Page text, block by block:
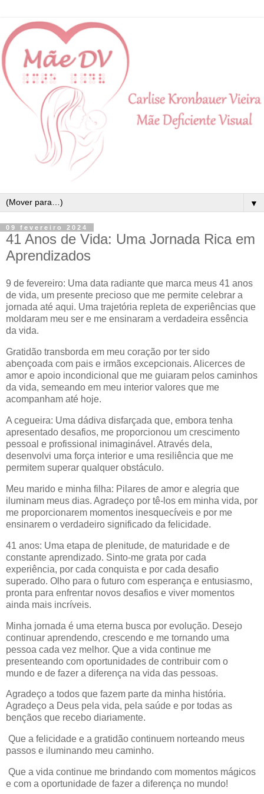
▼
09 fevereiro 2024
41 Anos de Vida: Uma Jornada Rica em
Aprendizados
9 de fevereiro: Uma data radiante que marca meus 41 anos
de vida, um presente precioso que me permite celebrar a
jornada até aqui. Uma trajetória repleta de experiências que
moldaram meu ser e me ensinaram a verdadeira essência
da vida.
Gratidão transborda em meu coração por ter sido
abençoada com pais e irmãos excepcionais. Alicerces de
amor e apoio incondicional que me guiaram pelos caminhos
da vida, semeando em meu interior valores que me
acompanham até hoje.
A cegueira: Uma dádiva disfarçada que, embora tenha
apresentado desafios, me proporcionou um crescimento
pessoal e profissional inimaginável. Através dela,
desenvolvi uma força interior e uma resiliência que me
permitem superar qualquer obstáculo.
Meu marido e minha filha: Pilares de amor e alegria que
iluminam meus dias. Agradeço por tê-los em minha vida, por
me proporcionarem momentos inesquecíveis e por me
ensinarem o verdadeiro significado da felicidade.
41 anos: Uma etapa de plenitude, de maturidade e de
constante aprendizado. Sinto-me grata por cada
experiência, por cada conquista e por cada desafio
superado. Olho para o futuro com esperança e entusiasmo,
pronta para enfrentar novos desafios e viver momentos
ainda mais incríveis.
Minha jornada é uma eterna busca por evolução. Desejo
continuar aprendendo, crescendo e me tornando uma
pessoa cada vez melhor. Que a vida continue me
presenteando com oportunidades de contribuir com o
mundo e de fazer a diferença na vida das pessoas.
Agradeço a todos que fazem parte da minha história.
Agradeço a Deus pela vida, pela saúde e por todas as
bençãos que recebo diariamente.
Que a felicidade e a gratidão continuem norteando meus
passos e iluminando meu caminho.
Que a vida continue me brindando com momentos mágicos
e com a oportunidade de fazer a diferença no mundo!